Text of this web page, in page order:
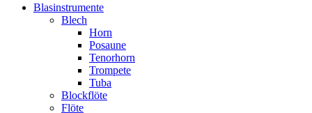
Blasinstrumente
Blech
Horn
Posaune
Tenorhorn
Trompete
Tuba
Blockflöte
Flöte